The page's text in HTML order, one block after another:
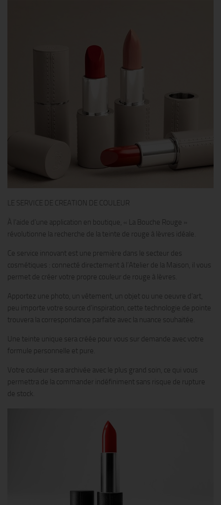
LE SERVICE DE CREATION DE COULEUR
À l’aide d’une application en boutique, « La Bouche Rouge »
révolutionne la recherche de la teinte de rouge à lèvres idéale.
Ce service innovant est une première dans le secteur des
cosmétiques : connecté directement à l’Atelier de la Maison, il vous
permet de créer votre propre couleur de rouge à lèvres.
Apportez une photo, un vêtement, un objet ou une oeuvre d’art,
peu importe votre source d’inspiration, cette technologie de pointe
trouvera la correspondance parfaite avec la nuance souhaitée.
Une teinte unique sera créée pour vous sur demande avec votre
formule personnelle et pure.
Votre couleur sera archivée avec le plus grand soin, ce qui vous
permettra de la commander indéfiniment sans risque de rupture
de stock.